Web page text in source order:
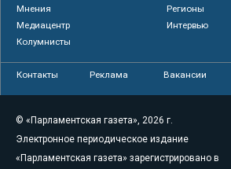
Мнения
Регионы
Медиацентр
Интервью
Колумнисты
Контакты Реклама Вакансии
© «Парламентская газета», 2026 г.
Электронное периодическое издание
«Парламентская газета» зарегистрировано в